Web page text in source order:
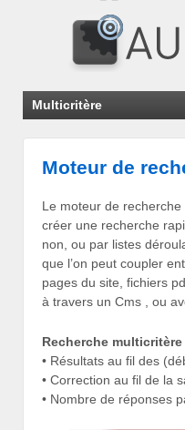
Multicritère
Moteur de
Le moteur de
créer une recherche
non, ou par listes
que l’on peut coupler
pages du site, fichiers
à travers un Cms , ou
Recherche
• Résultats au fil des
• Correction au fil de la
• Nombre de réponses